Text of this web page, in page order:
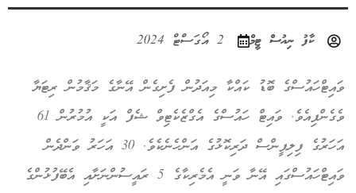
ކާފު ނިއުސް ޓީމް 2 އޯގަސްޓް 2024
ވައިޓްހައުސްގެ ބޮޑު ކައްކާ މިއަދުން ފެށިގެން އޭނާގެ މަޤާމުން ރިޓަޔާ
ވެގެންފިއެވެ. ވައިޓް ހައުސްގެ އެގްޒެކެޓިވް ޝެފް އަކީ އުމުރުން 61
އަހަރުގެ ފިލިޕީންސް ދަރިކޮޅުގެ އަންހެނެކެވެ. 30 އަހަރު ވަންދެން
ވައިޓްހައުސްގައި އޭނާ ވަނީ އެމެރިކާގެ 5 ރައީސުންނަށާއި އެބޭފުޅުންގެ